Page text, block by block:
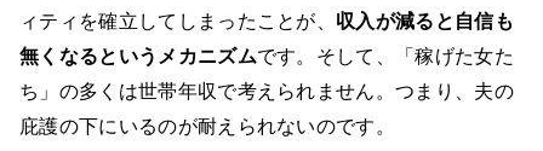
ィティを確立してしまったことが、 収入が減ると自信も
無くなるというメカニズムです。そして、「稼げた女た
ち」の多くは世帯年収で考えられません。つまり、夫の
庇護の下にいるのが耐えられないのです。